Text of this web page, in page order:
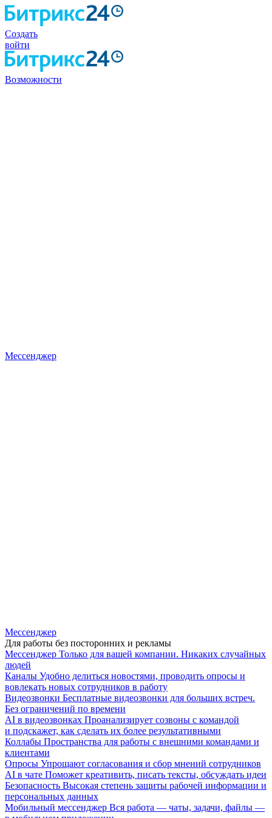
Создать
войти
Возможности
Мессенджер
Мессенджер
Для работы без посторонних и рекламы
Мессенджер Только для вашей компании. Никаких случайных
людей
Каналы Удобно делиться новостями, проводить опросы и
вовлекать новых сотрудников в работу
Видеозвонки Бесплатные видеозвонки для больших встреч.
Без ограничений по времени
AI в видеозвонках Проанализирует созвоны с командой
и подскажет, как сделать их более результативными
Коллабы Пространства для работы с внешними командами и
клиентами
Опросы Упрощают согласования и сбор мнений сотрудников
AI в чате Поможет креативить, писать тексты, обсуждать идеи
Безопасность Высокая степень защиты рабочей информации и
персональных данных
Мобильный мессенджер Вся работа — чаты, задачи, файлы —